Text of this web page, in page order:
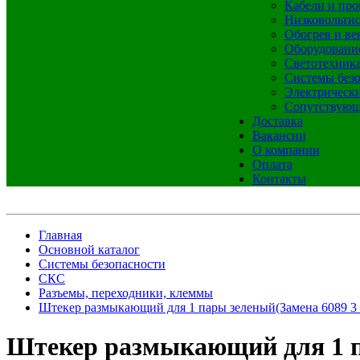
Кабели и
Обогрев и
Системы
Доставка
Вакансии
О компании
Оплата
Контакты
Главная
Основной каталог
Системы безопасности
СКС
Разъемы, переходники, клеммы
Штекер размыкающий для 1 пары зеленый(Замена 6089 3
Штекер размыкающий для 1